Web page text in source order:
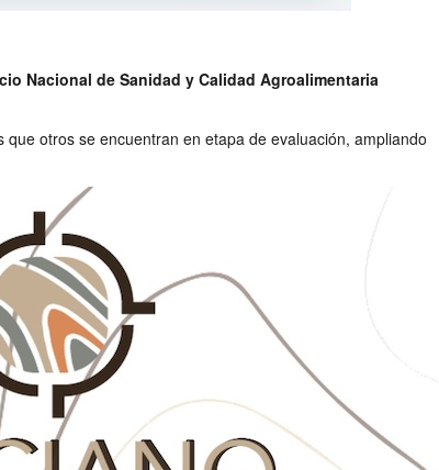
Nacional de Sanidad y Calidad Agroalimentaria
que otros se encuentran en etapa de evaluación, ampliando